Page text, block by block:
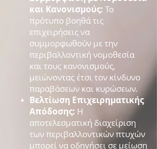
και Κανονισμούς: Το
πρότυπο βοηθά τις
επιχειρήσεις να
συμμορφωθούν με την
περιβαλλοντική νομοθεσία
και τους κανονισμούς,
μειώνοντας έτσι τον κίνδυνο
παραβάσεων και κυρώσεων.
Βελτίωση Επιχειρηματικής
Απόδοσης: Η
αποτελεσματική διαχείριση
των περιβαλλοντικών πτυχών
μπορεί να οδηγήσει σε μείωση